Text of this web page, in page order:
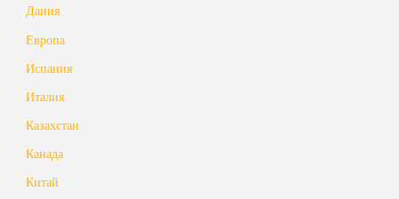
Дания
Европа
Испания
Италия
Казахстан
Канада
Китай